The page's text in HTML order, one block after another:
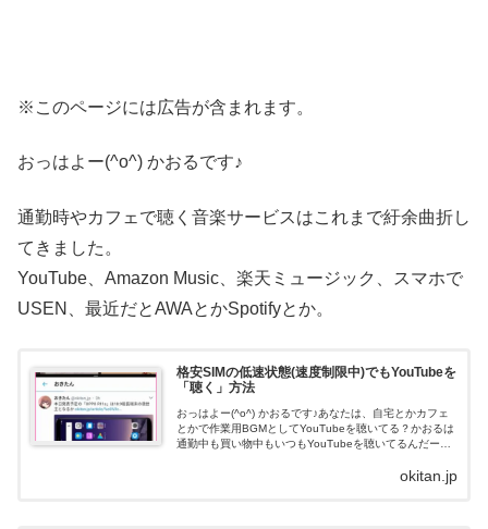
※このページには広告が含まれます。
おっはよー(^o^) かおるです♪
通勤時やカフェで聴く音楽サービスはこれまで紆余曲折し
てきました。
YouTube、Amazon Music、楽天ミュージック、スマホで
USEN、最近だとAWAとかSpotifyとか。
格安SIMの低速状態(速度制限中)でもYouTubeを
「聴く」方法
おっはよー(^o^) かおるです♪あなたは、自宅とかカフェ
とかで作業用BGMとしてYouTubeを聴いてる？かおるは
通勤中も買い物中もいつもYouTubeを聴いてるんだー
okitan.jp